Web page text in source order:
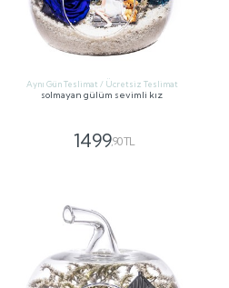
Aynı Gün Teslimat / Ücretsiz Teslimat
solmayan gülüm sevimli kız
1499,90 TL